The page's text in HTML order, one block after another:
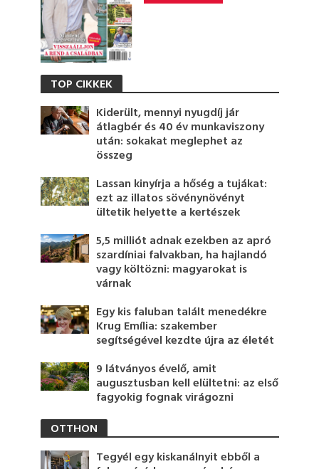
TOP CIKKEK
Kiderült, mennyi nyugdíj jár
átlagbér és 40 év munkaviszony
után: sokakat meglephet az
összeg
Lassan kinyírja a hőség a tujákat:
ezt az illatos sövénynövényt
ültetik helyette a kertészek
5,5 milliót adnak ezekben az apró
szardíniai falvakban, ha hajlandó
vagy költözni: magyarokat is
várnak
Egy kis faluban talált menedékre
Krug Emília: szakember
segítségével kezdte újra az életét
9 látványos évelő, amit
augusztusban kell elültetni: az első
fagyokig fognak virágozni
OTTHON
Tegyél egy kiskanálnyit ebből a